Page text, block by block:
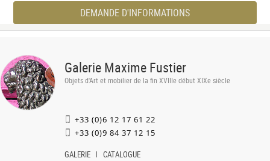
DEMANDE D'INFORMATIONS
Galerie Maxime Fustier
Objets d'Art et mobilier de la fin XVIIIe début XIXe siècle
+33 (0)6 12 17 61 22
+33 (0)9 84 37 12 15
GALERIE CATALOGUE